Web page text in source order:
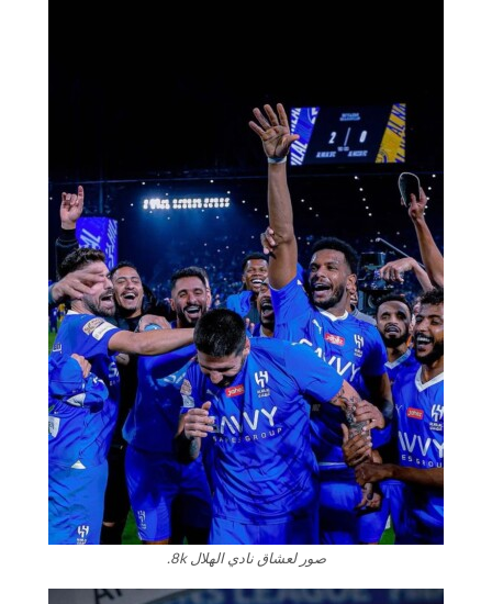
صور لعشاق نادي الهلال 8k.